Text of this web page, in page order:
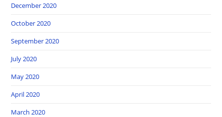
December 2020
October 2020
September 2020
July 2020
May 2020
April 2020
March 2020